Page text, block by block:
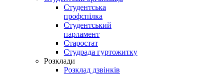
Студентська
профспілка
Студентський
парламент
Старостат
Студрада гуртожитку
Розклади
Розклад дзвінків